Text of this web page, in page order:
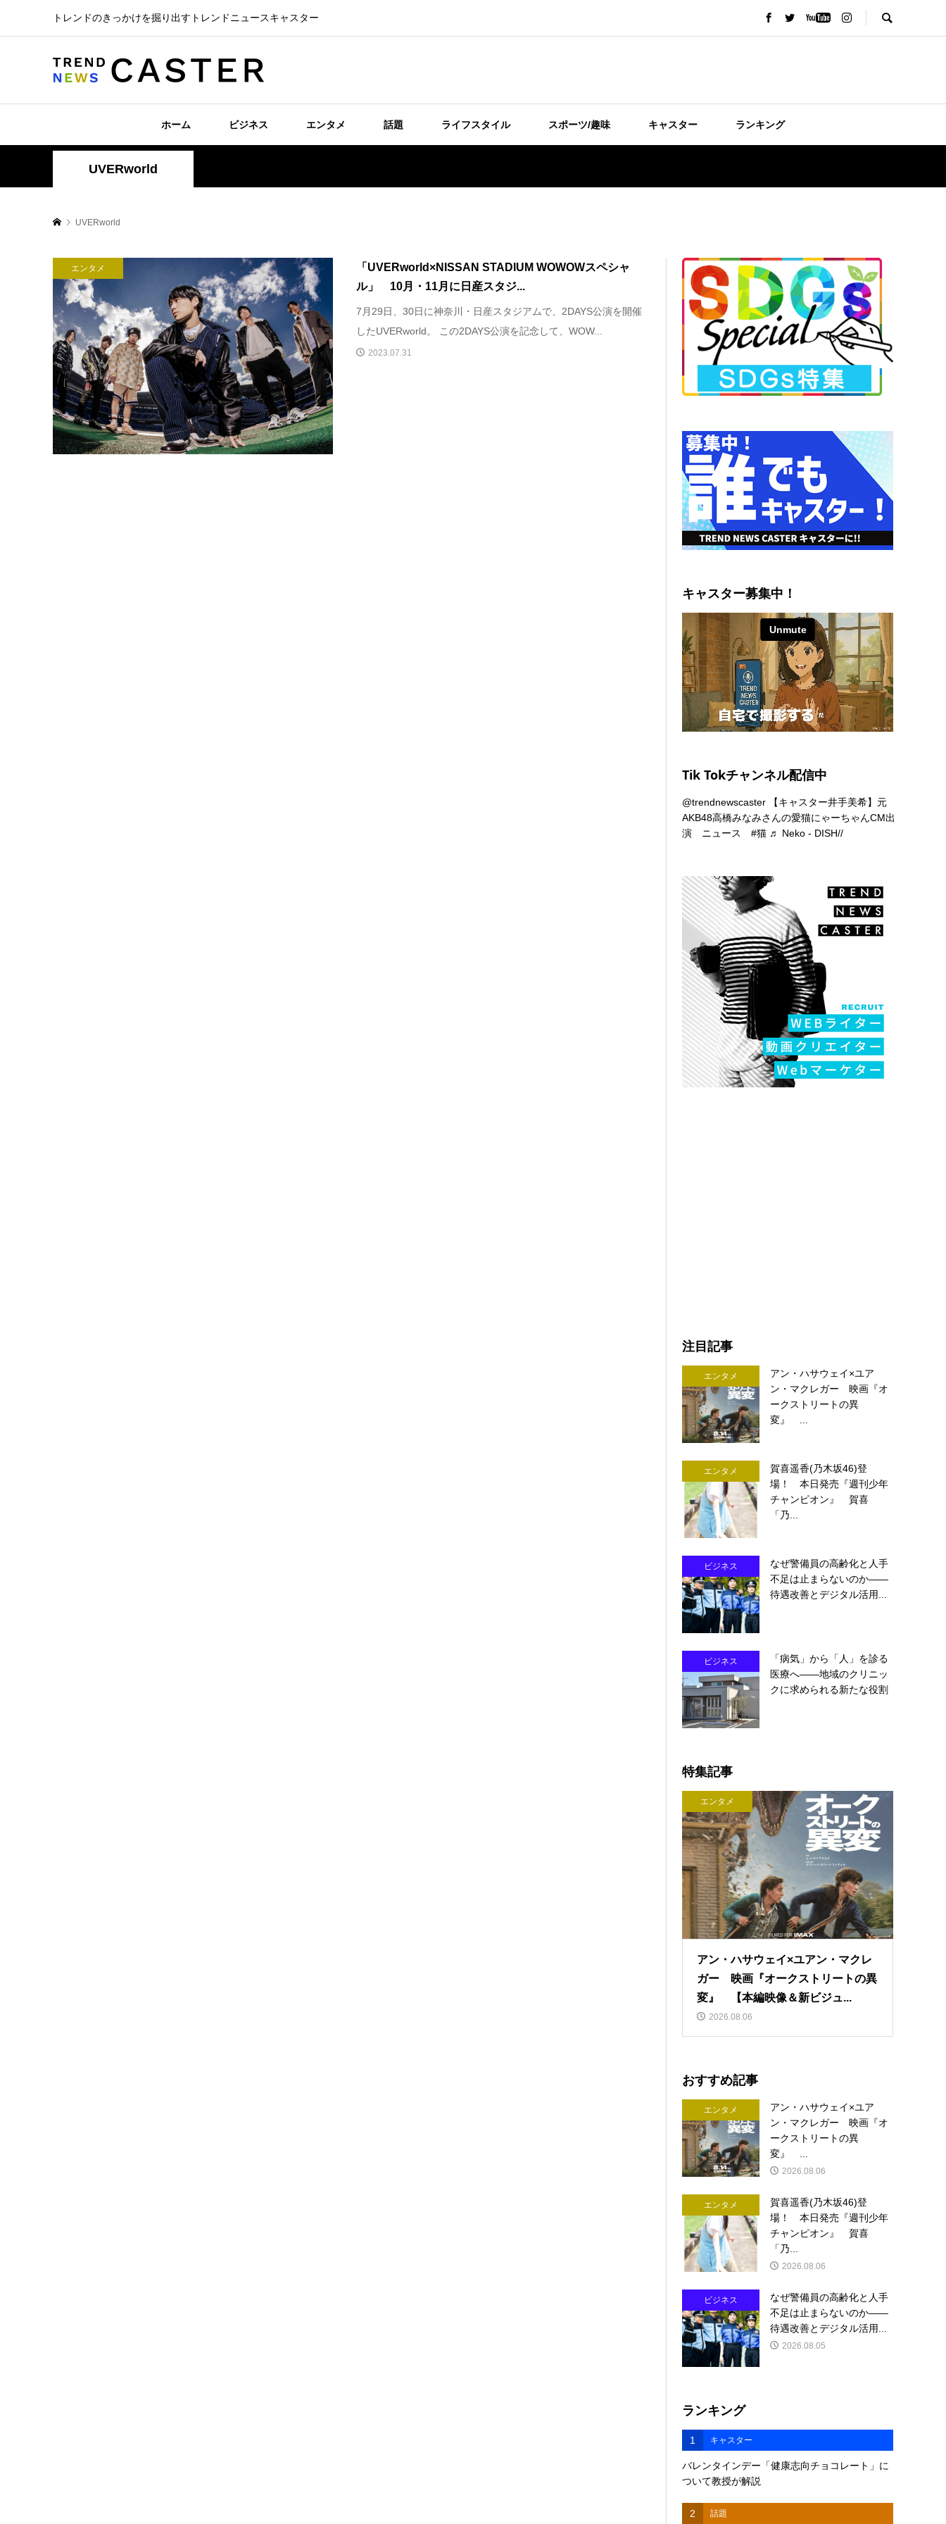
トレンドのきっかけを掘り出すトレンドニュースキャスター
ホーム ビジネス エンタメ 話題 ライフスタイル スポーツ/趣味 キャスター ランキング
UVERworld
UVERworld
エンタメ
「UVERworld×NISSAN STADIUM WOWOWスペシャ
ル」 10月・11月に日産スタジ...
7月29日、30日に神奈川・日産スタジアムで、2DAYS公演を開催
したUVERworld。 この2DAYS公演を記念して、WOW...
2023.07.31
キャスター募集中！
Tik Tokチャンネル配信中
@trendnewscaster 【キャスター井手美希】元
AKB48高橋みなみさんの愛猫にゃーちゃんCM出
演 ニュース#猫 ♬ Neko - DISH//
注目記事
エンタメ
アン・ハサウェイ×ユア
ン・マクレガー 映画『オ
ークストリートの異
変』 ...
エンタメ
賀喜遥香(乃木坂46)登
場！ 本日発売『週刊少年
チャンピオン』 賀喜
「乃...
ビジネス
なぜ警備員の高齢化と人手
不足は止まらないのか――
待遇改善とデジタル活用...
ビジネス
「病気」から「人」を診る
医療へ――地域のクリニッ
クに求められる新たな役割
特集記事
エンタメ
アン・ハサウェイ×ユアン・マクレ
ガー 映画『オークストリートの異
変』 【本編映像＆新ビジュ...
2026.08.06
おすすめ記事
エンタメ
アン・ハサウェイ×ユア
ン・マクレガー 映画『オ
ークストリートの異
変』 ...
2026.08.06
エンタメ
賀喜遥香(乃木坂46)登
場！ 本日発売『週刊少年
チャンピオン』 賀喜
「乃...
2026.08.06
ビジネス
なぜ警備員の高齢化と人手
不足は止まらないのか――
待遇改善とデジタル活用...
2026.08.05
ランキング
1 キャスター
バレンタインデー「健康志向チョコレート」に
ついて教授が解説
2 話題